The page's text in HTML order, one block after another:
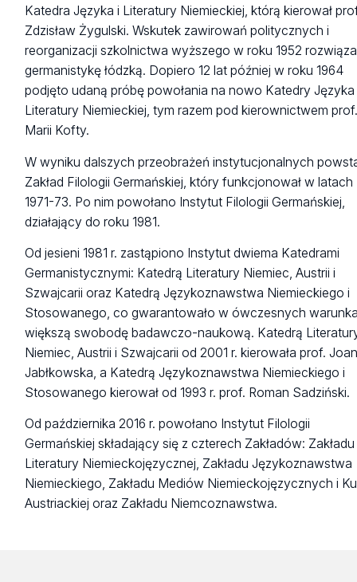
Katedra Języka i Literatury Niemieckiej, którą kierował
Zdzisław Żygulski. Wskutek zawirowań politycznych i
reorganizacji szkolnictwa wyższego w roku 1952
germanistykę łódzką. Dopiero 12 lat później w roku 1964
podjęto udaną próbę powołania na nowo Katedry Języka
Literatury Niemieckiej, tym razem pod kierownictwem
Marii Kofty.
W wyniku dalszych przeobrażeń instytucjonalnych
Zakład Filologii Germańskiej, który funkcjonował w latach
1971-73. Po nim powołano Instytut Filologii Germańskiej,
działający do roku 1981.
Od jesieni 1981 r. zastąpiono Instytut dwiema Katedrami
Germanistycznymi: Katedrą Literatury Niemiec, Austrii i
Szwajcarii oraz Katedrą Językoznawstwa Niemieckiego i
Stosowanego, co gwarantowało w ówczesnych
większą swobodę badawczo-naukową. Katedrą
Niemiec, Austrii i Szwajcarii od 2001 r. kierowała prof.
Jabłkowska, a Katedrą Językoznawstwa Niemieckiego i
Stosowanego kierował od 1993 r. prof. Roman Sadziński.
Od października 2016 r. powołano Instytut Filologii
Germańskiej składający się z czterech Zakładów: Zakładu
Literatury Niemieckojęzycznej, Zakładu Językoznawstwa
Niemieckiego, Zakładu Mediów Niemieckojęzycznych i
Austriackiej oraz Zakładu Niemcoznawstwa.